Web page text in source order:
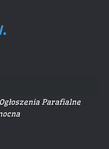
Parafialne